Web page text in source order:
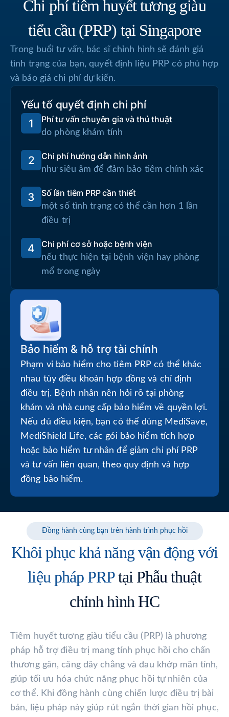
Chi phí tiêm huyết tương giàu
tiểu cầu (PRP) tại Singapore
Trong buổi tư vấn, bác sĩ chỉnh hình sẽ đánh giá
tình trạng của bạn, quyết định liệu PRP có phù hợp
và báo giá chi phí dự kiến.
Yếu tố quyết định chi phí
1
Phí tư vấn chuyên gia và thủ thuật
do phòng khám tính
2 Chi phí hướng dẫn hình ảnh
như siêu âm để đảm bảo tiêm chính xác
3 Số lần tiêm PRP cần thiết
một số tình trạng có thể cần hơn 1 lần
điều trị
4 Chi phí cơ sở hoặc bệnh viện
nếu thực hiện tại bệnh viện hay phòng
mổ trong ngày
Bảo hiểm & hỗ trợ tài chính
Phạm vi bảo hiểm cho tiêm PRP có thể khác
nhau tùy điều khoản hợp đồng và chỉ định
điều trị. Bệnh nhân nên hỏi rõ tại phòng
khám và nhà cung cấp bảo hiểm về quyền lợi.
Nếu đủ điều kiện, bạn có thể dùng MediSave,
MediShield Life, các gói bảo hiểm tích hợp
hoặc bảo hiểm tư nhân để giảm chi phí PRP
và tư vấn liên quan, theo quy định và hợp
đồng bảo hiểm.
Đồng hành cùng bạn trên hành trình phục hồi
Khôi phục khả năng vận động với
liệu pháp PRPtại Phẫu thuật
chỉnh hình HC
Tiêm huyết tương giàu tiểu cầu (PRP) là phương
pháp hỗ trợ điều trị mang tính phục hồi cho chấn
thương gân, căng dây chằng và đau khớp mãn tính,
giúp tối ưu hóa chức năng phục hồi tự nhiên của
cơ thể. Khi đồng hành cùng chiến lược điều trị bài
bản, liệu pháp này giúp rút ngắn thời gian hồi phục,